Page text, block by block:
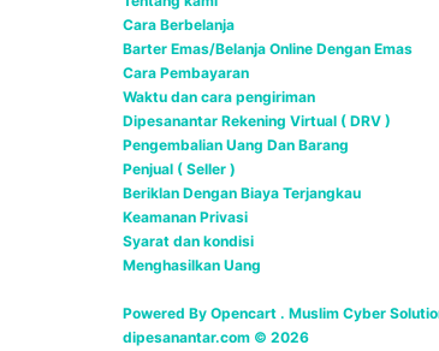
Cara Berbelanja
Barter Emas/Belanja Online Dengan Emas
Cara Pembayaran
Waktu dan cara pengiriman
Dipesanantar Rekening Virtual ( DRV )
Pengembalian Uang Dan Barang
Penjual ( Seller )
Beriklan Dengan Biaya Terjangkau
Keamanan Privasi
Syarat dan kondisi
Menghasilkan Uang
Powered By Opencart . Muslim Cyber
dipesanantar.com © 2026